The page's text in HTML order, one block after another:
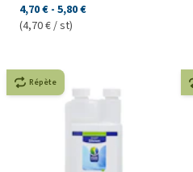
4,70 € - 5,80 €
(4,70 € / st)
Répète